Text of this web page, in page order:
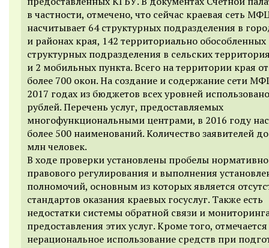
в частности, отмечено, что сейчас краевая сеть
насчитывает 64 структурных подразделения в
и районах края, 142 территориально обособленных
структурных подразделения в сельских
и 2 мобильных пункта. Всего на территории края
более 700 окон. На создание и содержание сети
2017 годах из бюджетов всех уровней
рублей. Перечень услуг, предоставляемых
многофункциональными центрами, в 2016 году
более 500 наименований. Количество заявителей
млн человек.
В ходе проверки установлены пробелы
правового регулирования и выполнения
полномочий, основным из которых является
стандартов оказания краевых госуслуг. Также есть
недостатки системы обратной связи и
предоставления этих услуг. Кроме того, отмечается
нерациональное использование средств при